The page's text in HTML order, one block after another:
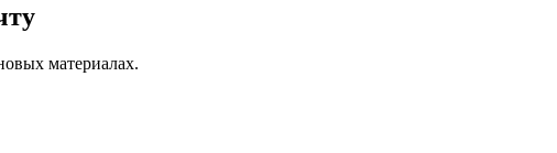
материалах.